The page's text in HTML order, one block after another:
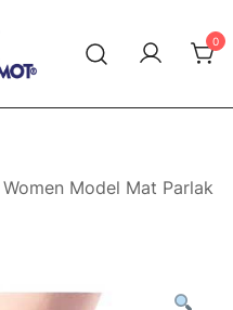
E-Ticaret
0
Model Mat Parlak